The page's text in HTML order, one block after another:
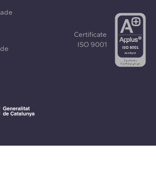
Certificate
ISO 9001